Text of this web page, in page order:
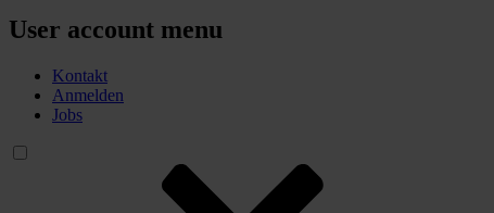
User account menu
Kontakt
Anmelden
Jobs